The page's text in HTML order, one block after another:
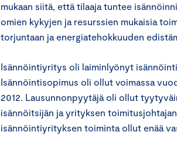
mukaan siitä, että tilaaja tuntee
omien kykyjen ja resurssien mukaisia
torjuntaan ja energiatehokkuuden
Isännöintiyritys oli laiminlyönyt
Isännöintisopimus oli ollut voimassa
2012. Lausunnonpyytäjä oli ollut
isännöitsijän ja yrityksen
isännöintiyrityksen toiminta ollut enää